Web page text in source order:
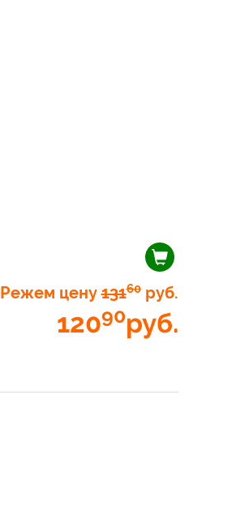
Режем цену13160руб.
12090руб.